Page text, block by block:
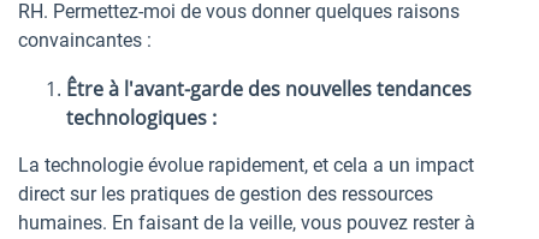
RH. Permettez-moi de vous donner quelques raisons
convaincantes :
Être à l'avant-garde des nouvelles tendances
technologiques :
La technologie évolue rapidement, et cela a un impact
direct sur les pratiques de gestion des ressources
humaines. En faisant de la veille, vous pouvez rester à